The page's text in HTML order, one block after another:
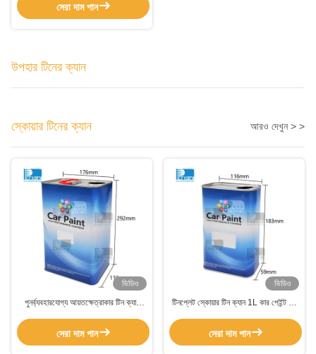
সেরা দাম পান
উপহার টিনের ক্যান
স্কোয়ার টিনের ক্যান আরও দেখুন > >
ভিডিও
পুনর্ব্যবহারযোগ্য আয়তক্ষেত্রাকার টিন ক্যান
সাথে টানুন ids াকনা
সেরা দাম পান
ভিডিও
টিনপ্লেট স্কোয়ার টিন ক্যান 1L কার পেইন্ট টিন
সেরা দাম পান